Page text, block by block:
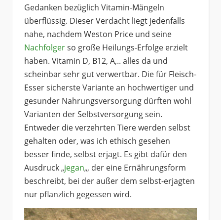
Gedanken bezüglich Vitamin-Mängeln
überflüssig. Dieser Verdacht liegt jedenfalls
nahe, nachdem Weston Price und seine
Nachfolgerso große Heilungs-Erfolge erzielt
haben. Vitamin D, B12, A,.. alles da und
scheinbar sehr gut verwertbar. Die für Fleisch-
Esser sicherste Variante an hochwertiger und
gesunder Nahrungsversorgung dürften wohl
Varianten der Selbstversorgung sein.
Entweder die verzehrten Tiere werden selbst
gehalten oder, was ich ethisch gesehen
besser finde, selbst erjagt. Es gibt dafür den
Ausdruck „jegan„, der eine Ernährungsform
beschreibt, bei der außer dem selbst-erjagten
nur pflanzlich gegessen wird.